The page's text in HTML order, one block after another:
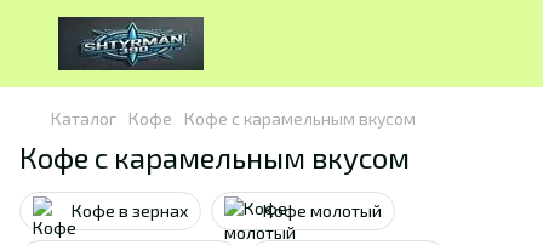
Каталог Кофе Кофе с карамельным вкусом
Кофе с карамельным вкусом
Кофе в зернах Кофе молотый